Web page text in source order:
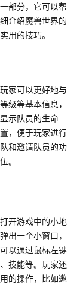
部分，它可以帮
介绍魔兽世界的
用的技巧。
家可以更好地与
级等基本信息，
示队员的生命
，便于玩家进行
和邀请队员的功
。
开游戏中的小地
出一个小窗口，
以通过鼠标左键
技能等。玩家还
的操作，比如邀